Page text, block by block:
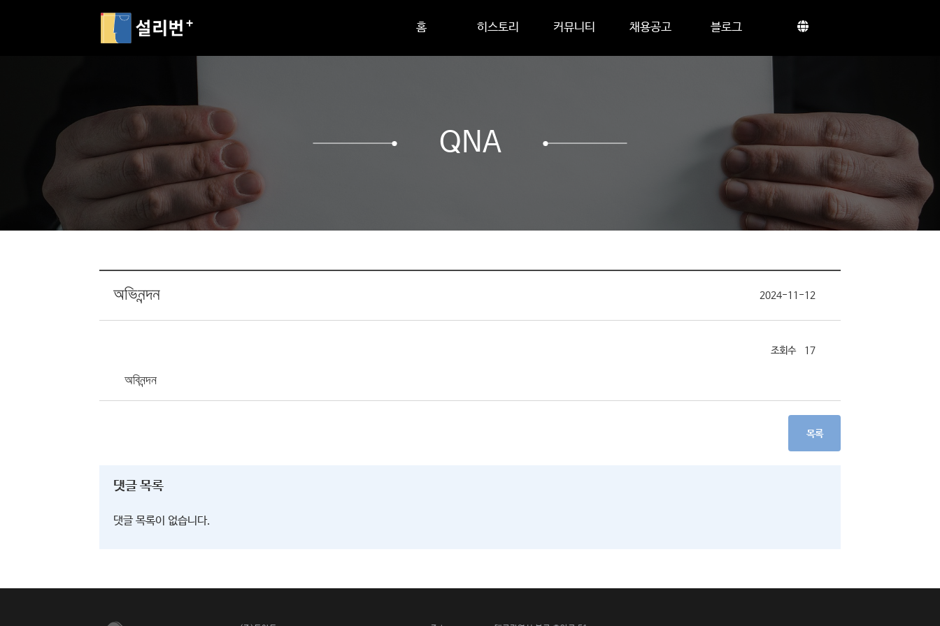
홈 히스토리 커뮤니티 채용공고 블로그
QNA
অভিনন্দন 2024-11-12
17
অবিনন্দন
목록
댓글 목록
댓글 목록이 없습니다.